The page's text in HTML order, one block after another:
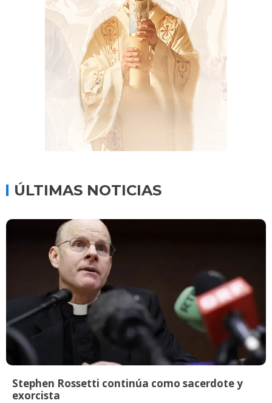
ÚLTIMAS NOTICIAS
Stephen Rossetti continúa como sacerdote y
exorcista